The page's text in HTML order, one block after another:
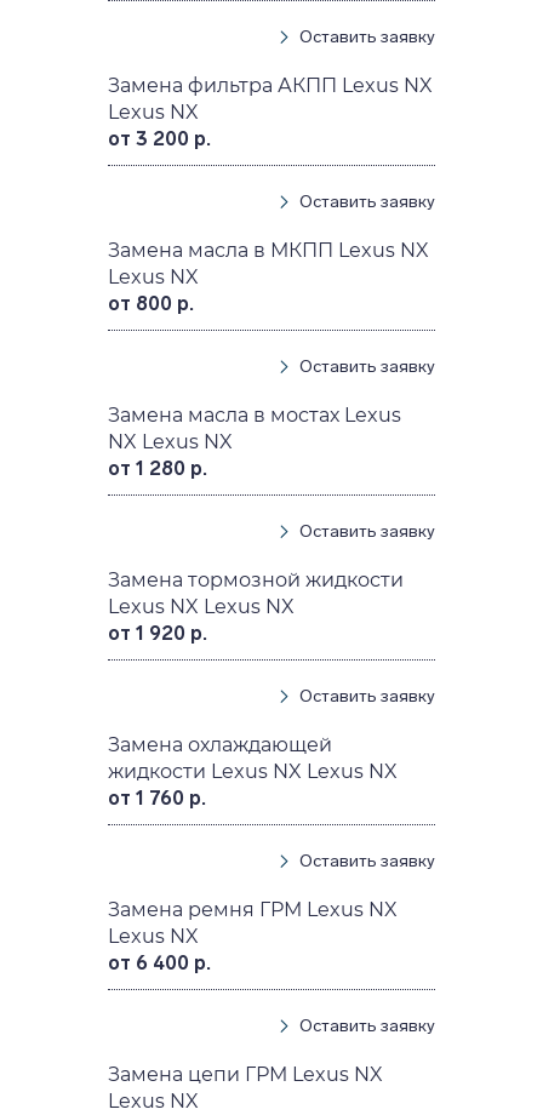
Оставить заявку
Замена фильтра АКПП Lexus NX
Lexus NX
от 3 200 р.
Оставить заявку
Замена масла в МКПП Lexus NX
Lexus NX
от 800 р.
Оставить заявку
Замена масла в мостах Lexus
NX Lexus NX
от 1 280 р.
Оставить заявку
Замена тормозной жидкости
Lexus NX Lexus NX
от 1 920 р.
Оставить заявку
Замена охлаждающей
жидкости Lexus NX Lexus NX
от 1 760 р.
Оставить заявку
Замена ремня ГРМ Lexus NX
Lexus NX
от 6 400 р.
Оставить заявку
Замена цепи ГРМ Lexus NX
Lexus NX